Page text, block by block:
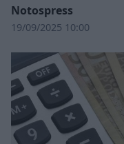
Notospress
19/09/2025 10:00